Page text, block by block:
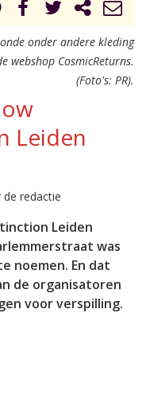
onder andere kleding
webshop CosmicReturns.
(Foto's: PR).
Leiden
redactie
Leiden
was
noemen. En dat
de organisatoren
voor verspilling.